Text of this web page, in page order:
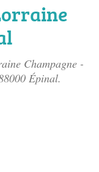
Champagne -
Épinal.